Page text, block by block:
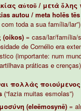
αὐτοῦ / μετὰ ὅλης
autou / meta holēs
toda a sua família/lar”)
(oikos) = casa/lar/
de Cornélio era
(importante: num
práticas e
πολλὰς
(“fazia muitas esmolas”)
(eleēmosynē) =